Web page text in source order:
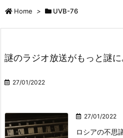
Home > UVB-76
謎のラジオ放送がもっと謎に
27/01/2022
27/01/2022
ロシアの不思